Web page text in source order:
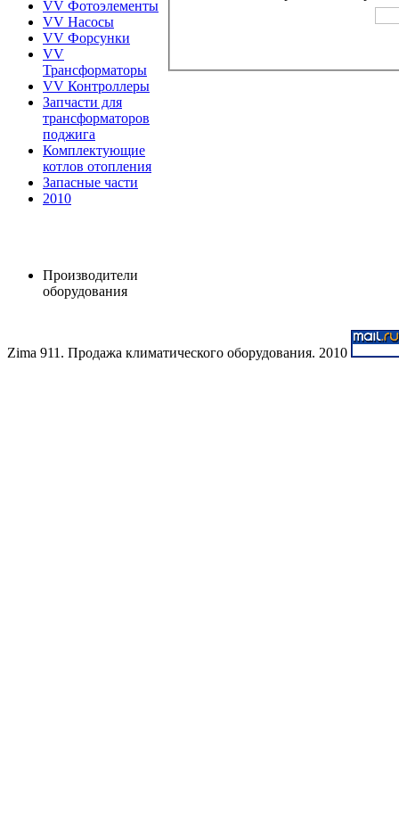
VV Фотоэлементы
VV Насосы
VV Форсунки
VV
Трансформаторы
VV Контроллеры
Запчасти для
трансформаторов
поджига
Комплектующие
котлов отопления
Запасные части
2010
Производители
оборудования
Zima 911. Продажа климатического оборудования. 2010